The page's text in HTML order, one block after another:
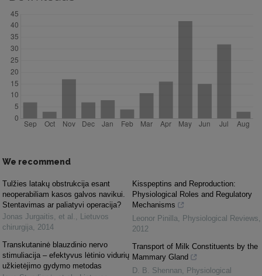
We recommend
Tulžies latakų obstrukcija esant
neoperabiliam kasos galvos navikui.
Stentavimas ar paliatyvi operacija?
Jonas Jurgaitis, et al. , Lietuvos
chirurgija, 2014
Transkutaninė blauzdinio nervo
stimuliacija – efektyvus lėtinio vidurių
užkietėjimo gydymo metodas
Kisspeptins and Reproduction:
Physiological Roles and Regulatory
Mechanisms
Leonor Pinilla, Physiological Reviews,
2012
Transport of Milk Constituents by the
Mammary Gland
D. B. Shennan, Physiological